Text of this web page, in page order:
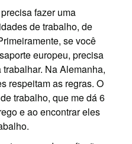
fazer uma
de trabalho, de
se você
europeu, precisa
Na Alemanha,
respeitam as regras. O
trabalho, que me dá 6
e ao encontrar eles